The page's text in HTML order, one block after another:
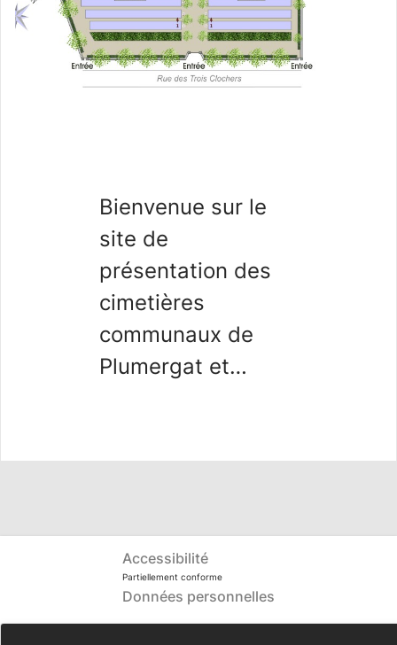
Bienvenue sur le
site de
présentation des
cimetières
communaux de
Plumergat et
Accessibilité
Partiellement conforme
Données personnelles